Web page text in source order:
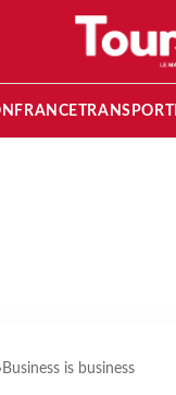
FRANCETRANSPORT
Business is business